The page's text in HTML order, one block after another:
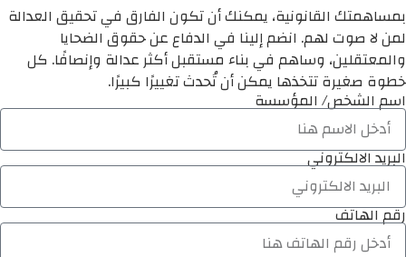
بمساهمتك القانونية، يمكنك أن تكون الفارق في تحقيق العدالة
لمن لا صوت لهم. انضم إلينا في الدفاع عن حقوق الضحايا
والمعتقلين، وساهم في بناء مستقبل أكثر عدالة وإنصافًا. كل
خطوة صغيرة تتخذها يمكن أن تُحدث تغييرًا كبيرًا.
اسم الشخص/ المؤسسة
البريد الالكتروني
رقم الهاتف